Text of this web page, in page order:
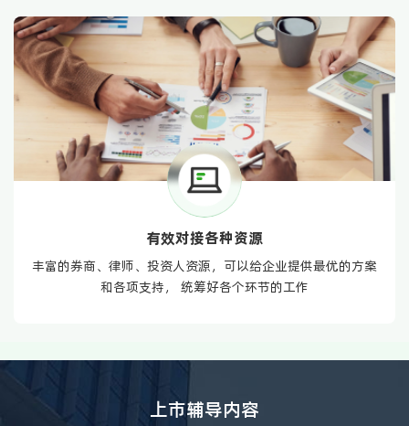
有效对接各种资源
丰富的券商、律师、投资人资源，可以给企业提供最优的方案
和各项支持， 统筹好各个环节的工作
上市辅导内容